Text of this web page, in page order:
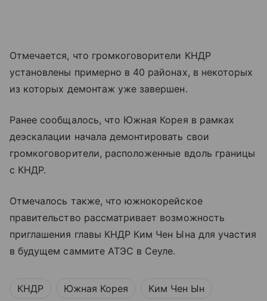
Отмечается, что громкоговорители КНДР
установлены примерно в 40 районах, в некоторых
из которых демонтаж уже завершен.
Ранее сообщалось, что Южная Корея в рамках
деэскалации начала демонтировать свои
громкоговорители, расположенные вдоль границы
с КНДР.
Отмечалось также, что южнокорейское
правительство рассматривает возможность
приглашения главы КНДР Ким Чен Ына для участия
в будущем саммите АТЭС в Сеуле.
КНДР Южная Корея Ким Чен Ын